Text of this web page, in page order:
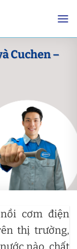
Cuchen –
cơm điện
thị trường,
nào, chất